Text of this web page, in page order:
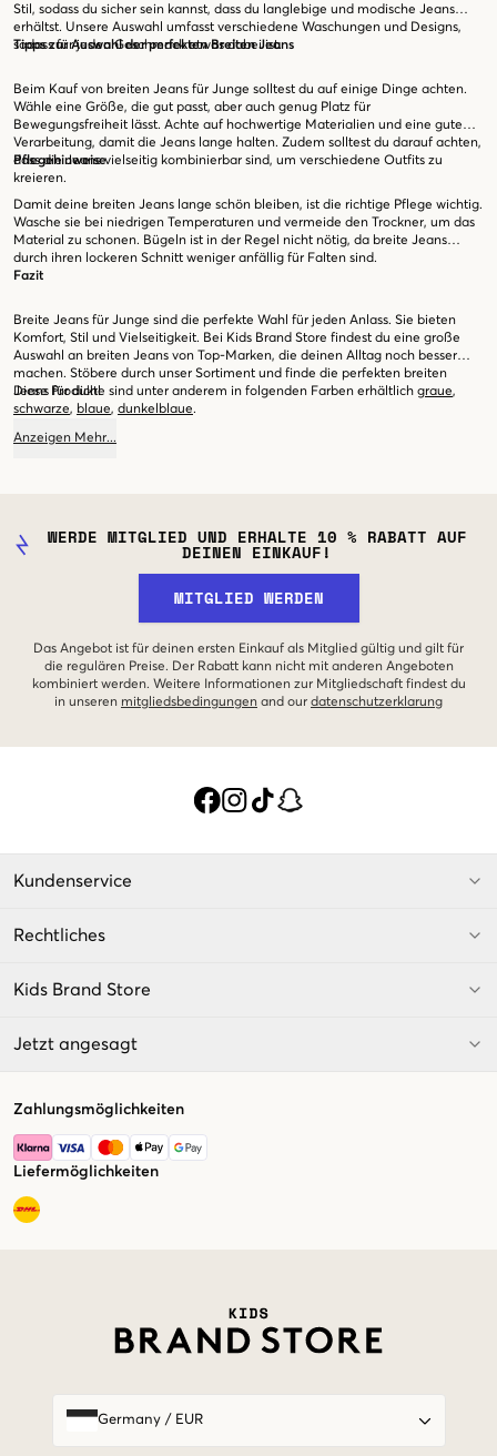
Stil, sodass du sicher sein kannst, dass du langlebige und modische Jeans
erhältst. Unsere Auswahl umfasst verschiedene Waschungen und Designs,
sodass für jeden Geschmack etwas dabei ist.
Tipps zur Auswahl der perfekten Breiten Jeans
Beim Kauf von breiten Jeans für Junge solltest du auf einige Dinge achten.
Wähle eine Größe, die gut passt, aber auch genug Platz für
Bewegungsfreiheit lässt. Achte auf hochwertige Materialien und eine gute
Verarbeitung, damit die Jeans lange halten. Zudem solltest du darauf achten,
dass die Jeans vielseitig kombinierbar sind, um verschiedene Outfits zu
kreieren.
Pflegehinweise
Damit deine breiten Jeans lange schön bleiben, ist die richtige Pflege wichtig.
Wasche sie bei niedrigen Temperaturen und vermeide den Trockner, um das
Material zu schonen. Bügeln ist in der Regel nicht nötig, da breite Jeans
durch ihren lockeren Schnitt weniger anfällig für Falten sind.
Fazit
Breite Jeans für Junge sind die perfekte Wahl für jeden Anlass. Sie bieten
Komfort, Stil und Vielseitigkeit. Bei Kids Brand Store findest du eine große
Auswahl an breiten Jeans von Top-Marken, die deinen Alltag noch besser
machen. Stöbere durch unser Sortiment und finde die perfekten breiten
Jeans für dich!
Diese Produkte sind unter anderem in folgenden Farben erhältlich graue,
schwarze, blaue, dunkelblaue.
Anzeigen Mehr...
WERDE MITGLIED UND ERHALTE 10 % RABATT AUF
DEINEN EINKAUF!
MITGLIED WERDEN
Das Angebot ist für deinen ersten Einkauf als Mitglied gültig und gilt für
die regulären Preise. Der Rabatt kann nicht mit anderen Angeboten
kombiniert werden. Weitere Informationen zur Mitgliedschaft findest du
in unseren mitgliedsbedingungen and our datenschutzerklarung
Kundenservice
Rechtliches
Kids Brand Store
Jetzt angesagt
Zahlungsmöglichkeiten
Liefermöglichkeiten
Germany/ EUR